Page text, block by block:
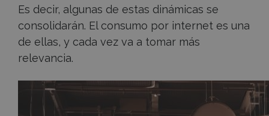
Es decir, algunas de estas dinámicas se
consolidarán. El consumo por internet es una
de ellas, y cada vez va a tomar más
relevancia.